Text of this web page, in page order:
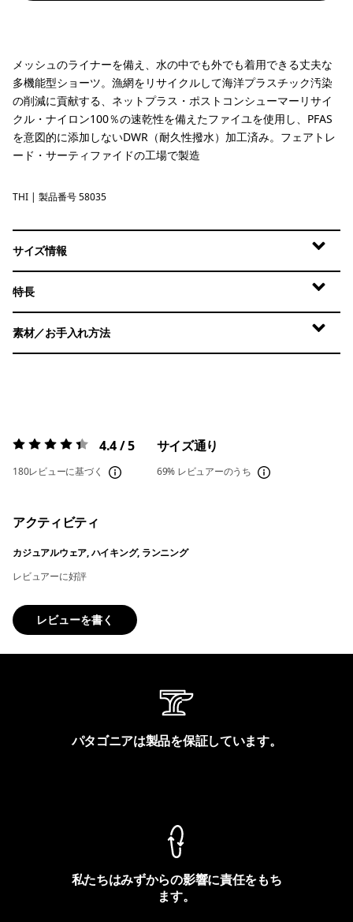
メッシュのライナーを備え、水の中でも外でも着用できる丈夫な
多機能型ショーツ。漁網をリサイクルして海洋プラスチック汚染
の削減に貢献する、ネットプラス・ポストコンシューマーリサイ
クル・ナイロン100％の速乾性を備えたファイユを使用し、PFAS
を意図的に添加しないDWR（耐久性撥水）加工済み。フェアトレ
ード・サーティファイドの工場で製造
Thin Ice
THI | 製品番号 58035
サイズ情報
特長
素材／お手入れ方法
評価:4.4 / 5 4.4 / 5
180レビューに基づく
サイズ通り
69% レビュアーのうち
アクティビティ
カジュアルウェア, ハイキング, ランニング
レビュアーに好評
レビューを書く
パタゴニアは製品を保証しています。
私たちはみずからの影響に責任をもち
ます。